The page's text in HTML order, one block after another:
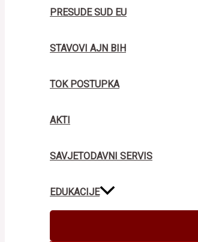
PRESUDE SUD EU
STAVOVI AJN BIH
TOK POSTUPKA
AKTI
SAVJETODAVNI SERVIS
EDUKACIJE